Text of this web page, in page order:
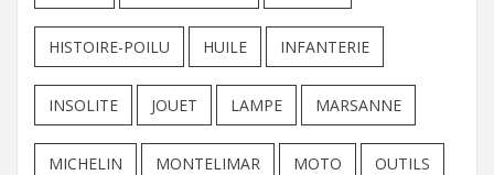
HISTOIRE-POILU HUILE INFANTERIE
INSOLITE JOUET LAMPE MARSANNE
MICHELIN MONTELIMAR MOTO OUTILS